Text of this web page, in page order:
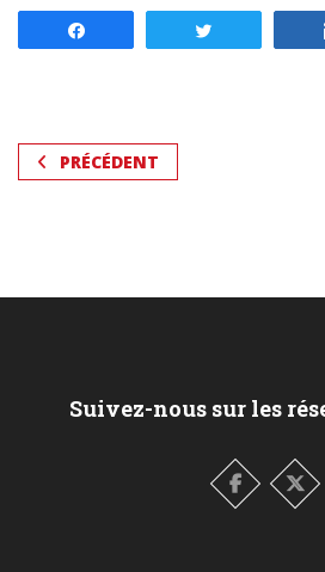
PRÉCÉDENT
Suivez-nous sur les